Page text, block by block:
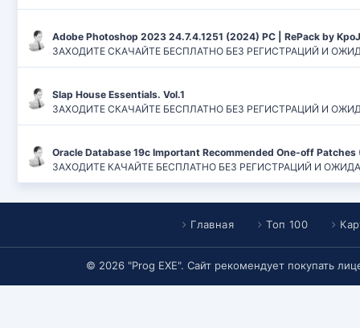
Adobe Photoshop 2023 24.7.4.1251 (2024) PC | RePack by
ЗАХОДИТЕ СКАЧАЙТЕ БЕСПЛАТНО БЕЗ РЕГИСТРАЦИЙ И
Slap House Essentials. Vol.1
ЗАХОДИТЕ СКАЧАЙТЕ БЕСПЛАТНО БЕЗ РЕГИСТРАЦИЙ И
Oracle Database 19c Important Recommended One-off Patches
ЗАХОДИТЕ КАЧАЙТЕ БЕСПЛАТНО БЕЗ РЕГИСТРАЦИЙ И
Главная Топ 100
© 2026 "Prog EXE". Сайт рекомендует покупать